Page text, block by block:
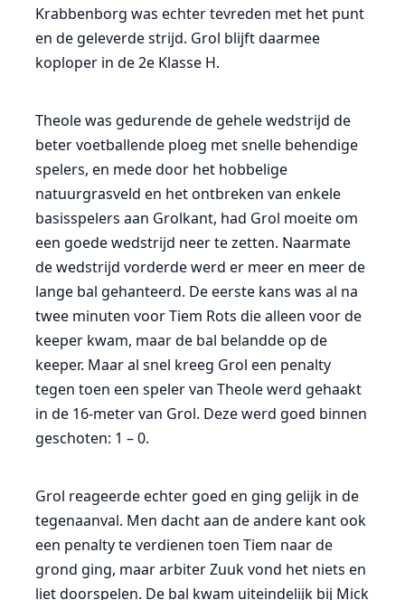
Krabbenborg was echter tevreden met het punt
en de geleverde strijd. Grol blijft daarmee
koploper in de 2e Klasse H.
Theole was gedurende de gehele wedstrijd de
beter voetballende ploeg met snelle behendige
spelers, en mede door het hobbelige
natuurgrasveld en het ontbreken van enkele
basisspelers aan Grolkant, had Grol moeite om
een goede wedstrijd neer te zetten. Naarmate
de wedstrijd vorderde werd er meer en meer de
lange bal gehanteerd. De eerste kans was al na
twee minuten voor Tiem Rots die alleen voor de
keeper kwam, maar de bal belandde op de
keeper. Maar al snel kreeg Grol een penalty
tegen toen een speler van Theole werd gehaakt
in de 16-meter van Grol. Deze werd goed binnen
geschoten: 1 – 0.
Grol reageerde echter goed en ging gelijk in de
tegenaanval. Men dacht aan de andere kant ook
een penalty te verdienen toen Tiem naar de
grond ging, maar arbiter Zuuk vond het niets en
liet doorspelen. De bal kwam uiteindelijk bij Mick